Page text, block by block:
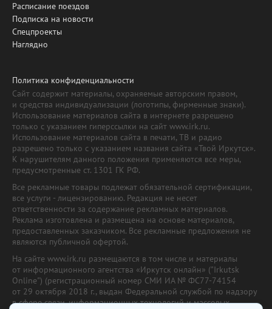
Расписание поездов
Подписка на новости
Спецпроекты
Наглядно
Политика конфиденциальности
Сайт содержит материалы, охраняемые авторским правом,
и средства индивидуализации (логотипы, фирменные знаки).
Использование материалов сайта в интернете разрешено
только с указанием гиперссылки на сайт www.irk.ru.
Использование материалов сайта в печати, ТВ и радио
разрешено только с указанием названия сайта «Твой Иркутск».
К нарушителям данного положения применяются все меры,
предусмотренные ст. 1301 ГК РФ.
Все рекламные товары подлежат обязательной сертификации,
все услуги - лицензированию. Редакция не несет
ответственности за содержание рекламных материалов.
Реклама изготовлена и размещена на основе материалов,
предоставленных заказчиком. Все рекламные предложения не
являются публичной офертой.
На сайте www.irk.ru размещаются в том числе и материалы
от информационного агентства «Иркутск онлайн» ("Irkutsk
Online") (регистрационный номер СМИ ИА № ФС77-74154
от 29 октября 2018 г., выдан Федеральной службой по надзору
в сфере связи, информационных технологий и массовых